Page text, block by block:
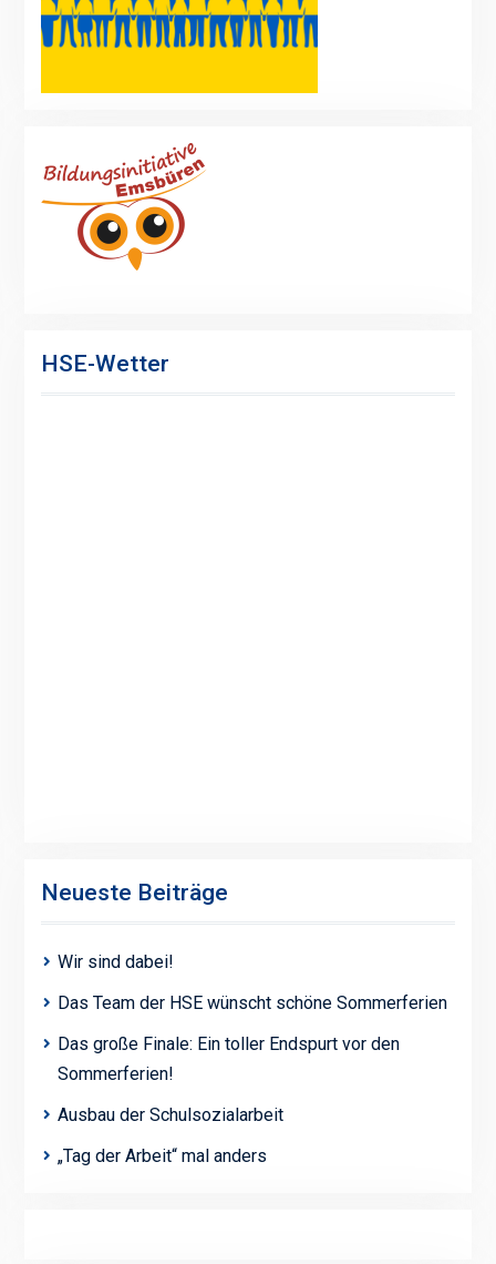
HSE-Wetter
Neueste Beiträge
Wir sind dabei!
Das Team der HSE wünscht schöne Sommerferien
Das große Finale: Ein toller Endspurt vor den
Sommerferien!
Ausbau der Schulsozialarbeit
„Tag der Arbeit“ mal anders